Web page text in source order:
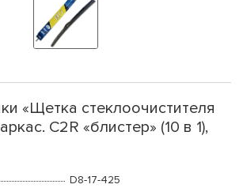
«Щетка стеклоочистителя
C2R «блистер» (10 в 1),
D8-17-425